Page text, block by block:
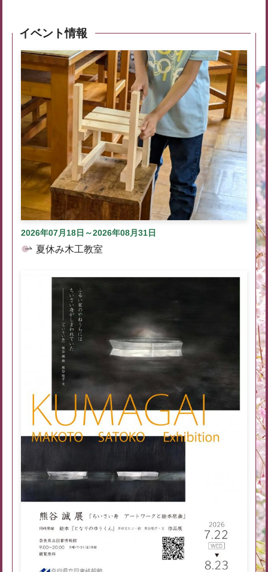
イベント情報
2026年07月18日～2026年08月31日
夏休み木工教室